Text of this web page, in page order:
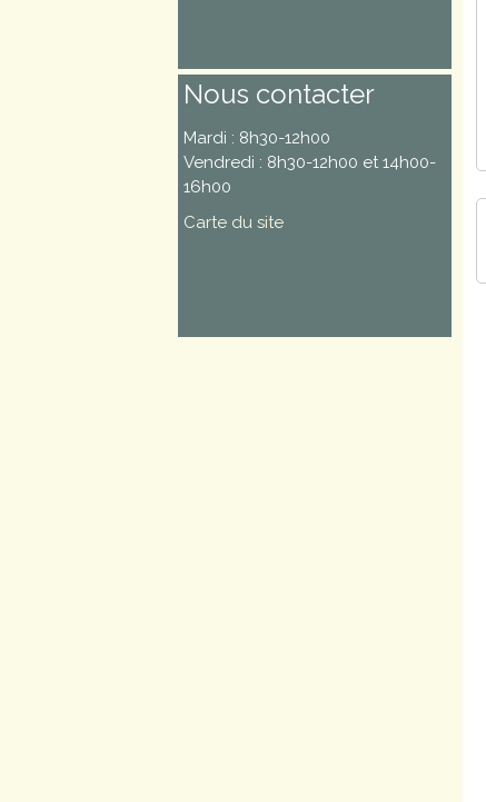
Nous contacter
Mardi : 8h30-12h00
Vendredi : 8h30-12h00 et 14h00-
16h00
Carte du site